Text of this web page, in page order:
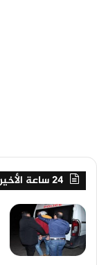
24 ساعة الأخيرة